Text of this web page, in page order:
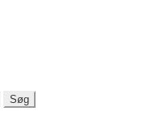
Søg